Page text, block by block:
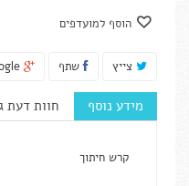
הוסף למועדפים
צייץ שתף
מידע נוסף חוות דעת
קרש חיתוך